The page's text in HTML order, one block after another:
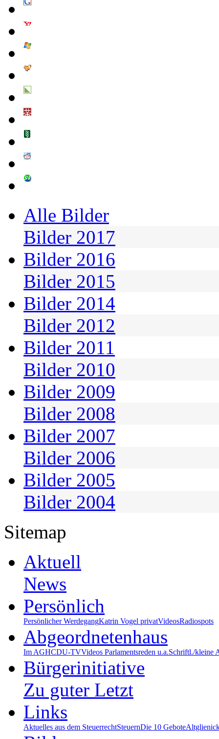
Alle Bilder
Bilder 2017
Bilder 2016
Bilder 2015
Bilder 2014
Bilder 2012
Bilder 2011
Bilder 2010
Bilder 2009
Bilder 2008
Bilder 2007
Bilder 2006
Bilder 2005
Bilder 2004
Sitemap
Aktuell
News
Persönlich
Persönlicher WerdegangKatrin Vogel privatVideosRadiospots
Abgeordnetenhaus
Im AGHCDU-TVVideos Parlamentsreden u.a.Schriftl./kleine
Bürgerinitiative
Zu guter Letzt
Links
Aktuelles aus dem SteuerrechtSteuernDie 10 Gebote